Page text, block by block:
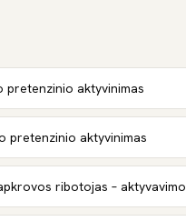
aktyvinimas
pretenzinio aktyvinimas
ribotojas –